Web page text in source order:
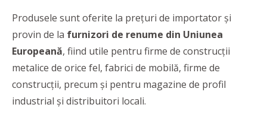
Produsele sunt oferite la prețuri de importator și
provin de la furnizori de renume din Uniunea
Europeană, fiind utile pentru firme de construcții
metalice de orice fel, fabrici de mobilă, firme de
construcții, precum și pentru magazine de profil
industrial și distribuitori locali.